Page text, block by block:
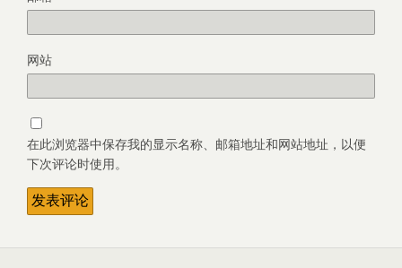
网站
在此浏览器中保存我的显示名称、邮箱地址和网站地址，以便
下次评论时使用。